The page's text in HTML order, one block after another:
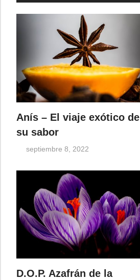
Anís – El viaje exótico de
su sabor
septiembre 8, 2022
D.O.P. Azafrán de la